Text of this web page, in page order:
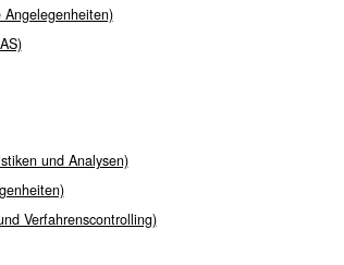
und Analysen)
Verfahrenscontrolling)